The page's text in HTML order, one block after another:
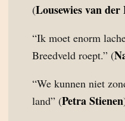
(Lousewies van der
“Ik moet enorm
Breedveld roept.” (
“We kunnen niet
land” (Petra Stienen